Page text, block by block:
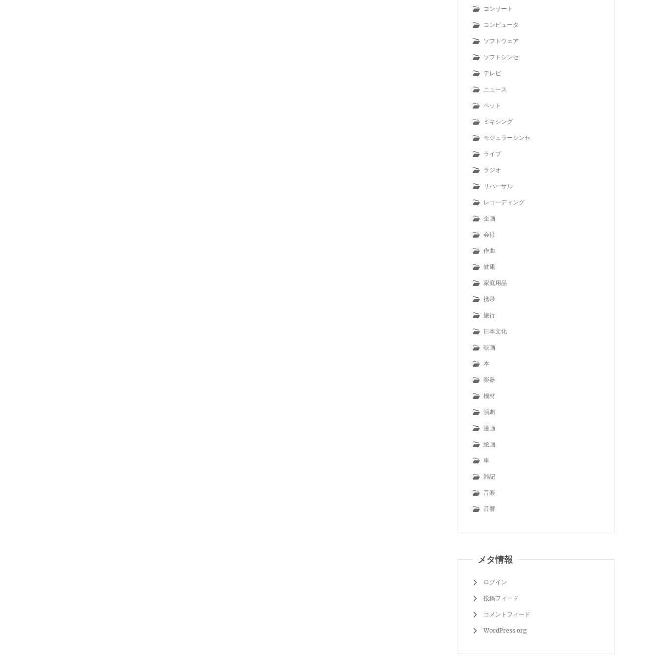
コンサート
コンピュータ
ソフトウェア
ソフトシンセ
テレビ
ニュース
ペット
ミキシング
モジュラーシンセ
ライブ
ラジオ
リハーサル
レコーディング
企画
会社
作曲
健康
家庭用品
携帯
旅行
日本文化
映画
本
楽器
機材
演劇
漫画
絵画
車
雑記
音楽
音響
メタ情報
ログイン
投稿フィード
コメントフィード
WordPress.org